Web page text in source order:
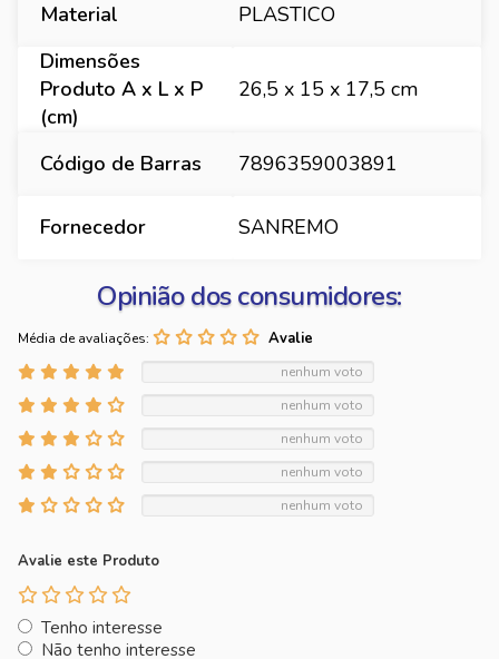
Material
PLASTICO
Dimensões
Produto A x L x P
(cm)
26,5 x 15 x 17,5 cm
Código de Barras 7896359003891
Fornecedor SANREMO
Opinião dos consumidores:
Média de avaliações:
nenhum voto
nenhum voto
nenhum voto
nenhum voto
nenhum voto
Avalie este Produto
Tenho interesse
Não tenho interesse